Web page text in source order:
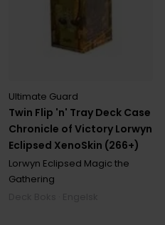
Twin Flip 'n' Tray Deck Case
Chronicle of Victory Lorwyn
Eclipsed XenoSkin (266+)
Ultimate Guard
Lorwyn Eclipsed Magic the
Gathering